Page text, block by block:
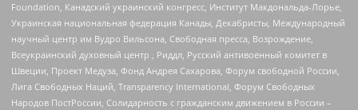
Foundation, Канадский украинский конгресс, Институт Макдональда-Лорье,
Украинская национальная федерация Канады, Декабристы, Международный
научный центр им Вудро Вильсона, Свободная пресса, Возрождение,
Всеукраинский духовный центр , Риддл, Русский антивоенный комитет в
Швеции, Проект Медуза, Фонд Андрея Сахарова, Форум свободной России,
Лига Свободных Наций, Transparеncy International, Форум Свободных
Народов ПостРоссии, Солидарность с гражданским движением в России –